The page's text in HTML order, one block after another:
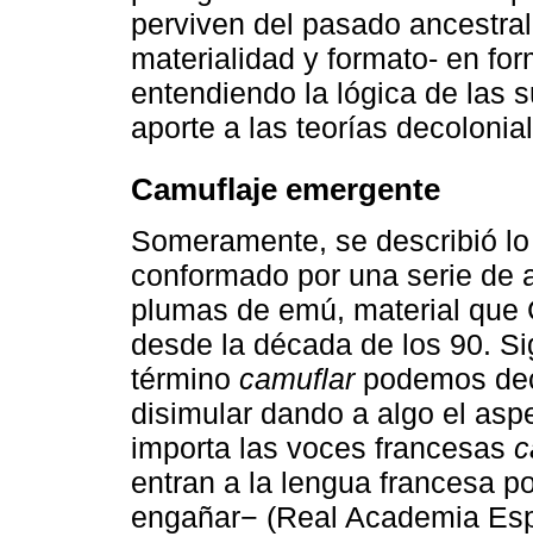
perviven del pasado
materialidad y formato- en
entendiendo la lógica de las
aporte a las teorías
Camuflaje emergente
Someramente, se describió
conformado por una serie de
plumas de emú, material
desde la década de los 90.
término camuflarpodemos
disimular dando a algo el
importa las voces francesas
entran a la lengua francesa
engañar− (Real Academia